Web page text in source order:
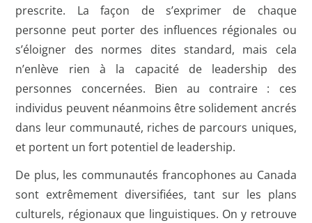
prescrite. La façon de s’exprimer de chaque
personne peut porter des influences régionales ou
s’éloigner des normes dites standard, mais cela
n’enlève rien à la capacité de leadership des
personnes concernées. Bien au contraire : ces
individus peuvent néanmoins être solidement ancrés
dans leur communauté, riches de parcours uniques,
et portent un fort potentiel de leadership.
De plus, les communautés francophones au Canada
sont extrêmement diversifiées, tant sur les plans
culturels, régionaux que linguistiques. On y retrouve